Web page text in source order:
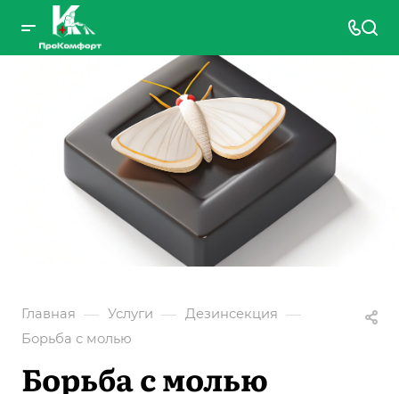
Главная — Услуги — Дезинсекция —
Борьба с молью
Борьба с молью